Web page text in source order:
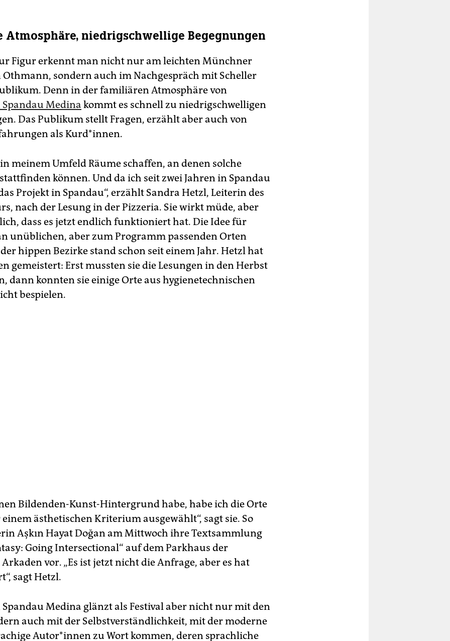
Atmosphäre, niedrigschwellige Begegnungen
Figur erkennt man nicht nur am leichten Münchner
Othmann, sondern auch im Nachgespräch mit Scheller
Denn in der familiären Atmosphäre von
Medina kommt es schnell zu niedrigschwelligen
Das Publikum stellt Fragen, erzählt aber auch von
als Kurd*innen.
meinem Umfeld Räume schaffen, an denen solche
können. Und da ich seit zwei Jahren in Spandau
Projekt in Spandau“, erzählt Sandra Hetzl, Leiterin des
nach der Lesung in der Pizzeria. Sie wirkt müde, aber
dass es jetzt endlich funktioniert hat. Die Idee für
unüblichen, aber zum Programm passenden Orten
hippen Bezirke stand schon seit einem Jahr. Hetzl hat
gemeistert: Erst mussten sie die Lesungen in den Herbst
dann konnten sie einige Orte aus hygienetechnischen
bespielen.
Bildenden-Kunst-Hintergrund habe, habe ich die Orte
ästhetischen Kriterium ausgewählt“, sagt sie. So
Aşkın Hayat Doğan am Mittwoch ihre Textsammlung
Going Intersectional“ auf dem Parkhaus der
vor. „Es ist jetzt nicht die Anfrage, aber es hat
sagt Hetzl.
Medina glänzt als Festival aber nicht nur mit den
auch mit der Selbstverständlichkeit, mit der moderne
Au­to­r*in­nen zu Wort kommen, deren sprachliche